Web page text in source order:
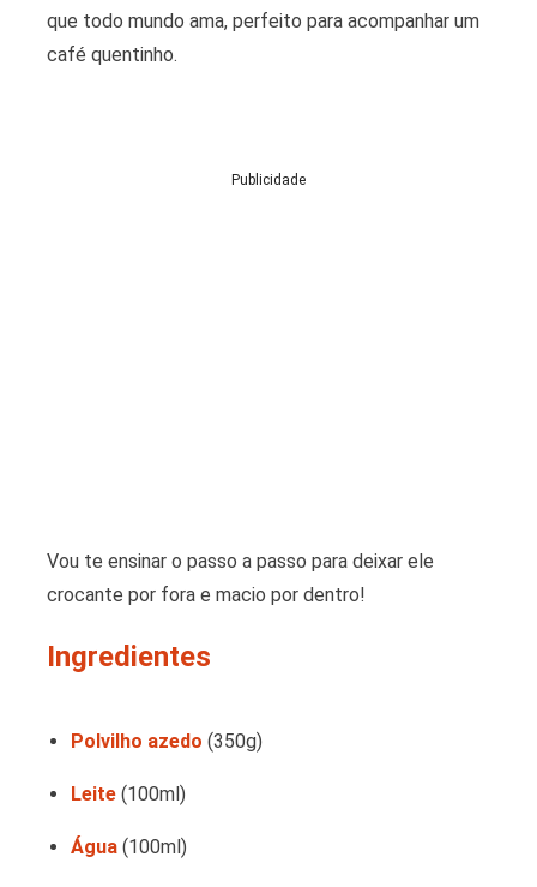
que todo mundo ama, perfeito para acompanhar um
café quentinho.
Publicidade
Vou te ensinar o passo a passo para deixar ele
crocante por fora e macio por dentro!
Ingredientes
Polvilho azedo (350g)
Leite (100ml)
Água (100ml)